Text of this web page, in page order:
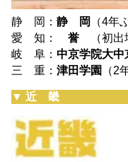
静 岡： 静 岡
（4年
愛 知：
誉
（初出
岐 阜： 中京学院大中
三 重： 津田学園 （2
▼ 近 畿